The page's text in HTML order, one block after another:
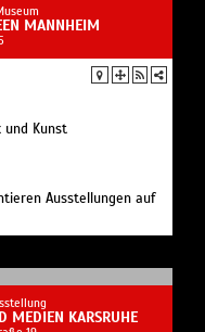
MANNHEIM
und Kunst
Ausstellungen auf
MEDIEN KARSRUHE